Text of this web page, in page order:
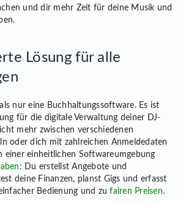
und dir mehr Zeit für deine Musik und
Lösung für alle
nur eine Buchhaltungssoftware. Es ist
für die digitale Verwaltung deiner DJ-
mehr zwischen verschiedenen
oder dich mit zahlreichen Anmeldedaten
einer einheitlichen Softwareumgebung
: Du erstellst Angebote und
deine Finanzen, planst Gigs und erfasst
Bedienung und zufairen Preisen.